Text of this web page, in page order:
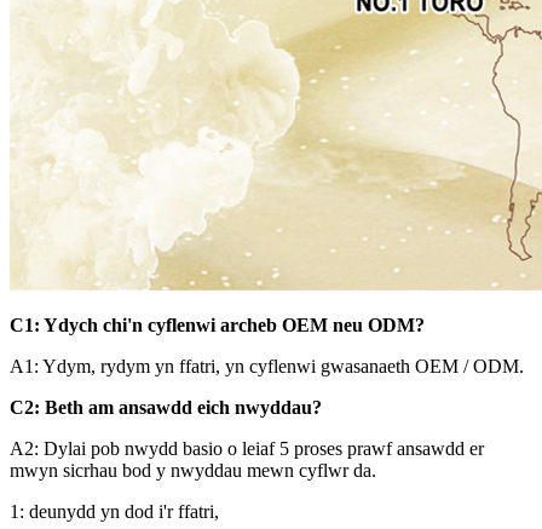
C1: Ydych chi'n cyflenwi archeb OEM neu ODM?
A1: Ydym, rydym yn ffatri, yn cyflenwi gwasanaeth OEM / ODM.
C2: Beth am ansawdd eich nwyddau?
A2: Dylai pob nwydd basio o leiaf 5 proses prawf ansawdd er
mwyn sicrhau bod y nwyddau mewn cyflwr da.
1: deunydd yn dod i'r ffatri,